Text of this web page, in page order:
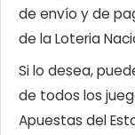
de envío y de
de la Loteria
Si lo desea,
de todos los
Apuestas del